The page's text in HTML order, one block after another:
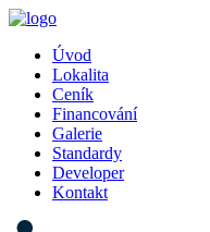
Úvod
Lokalita
Ceník
Financování
Galerie
Standardy
Developer
Kontakt